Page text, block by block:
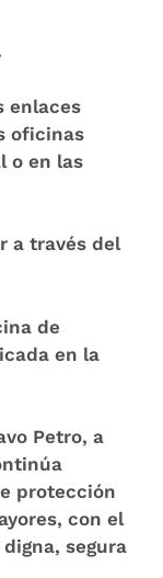
enlaces
oficinas
o en las
a través del
de
en la
Petro, a
protección
con el
segura